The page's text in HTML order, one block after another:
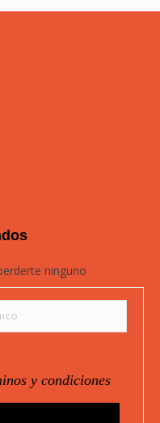
ninguno
y condiciones